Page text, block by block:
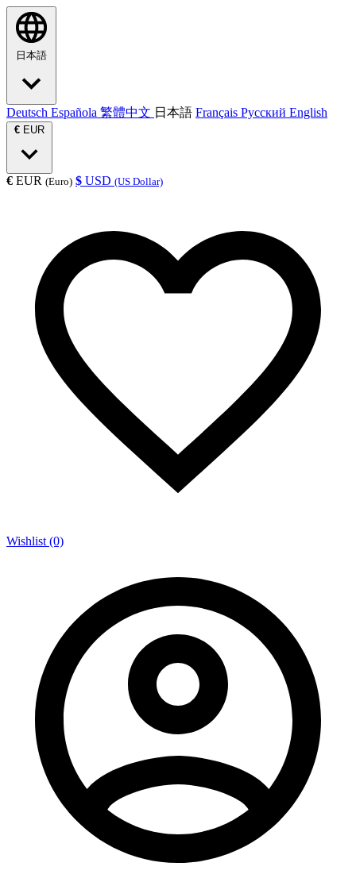
日本語
Deutsch Española 繁體中文 日本語 Français Русский English
€ EUR
€ EUR (Euro) $ USD (US Dollar)
Wishlist (0)